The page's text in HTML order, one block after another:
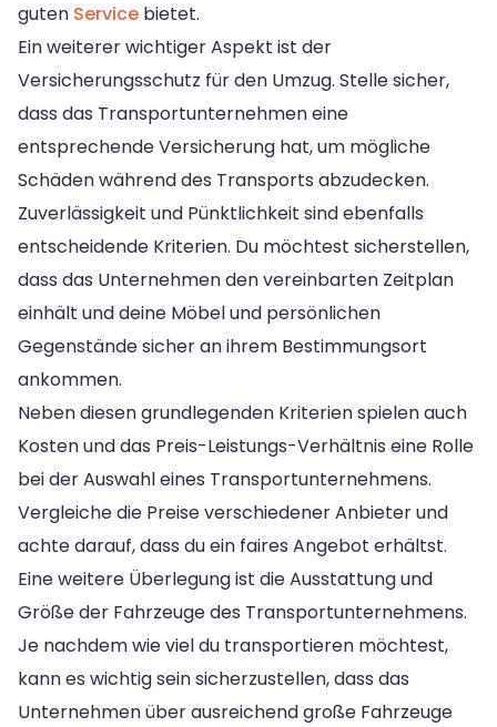
guten Service bietet.
Ein weiterer wichtiger Aspekt ist der
Versicherungsschutz für den Umzug. Stelle sicher,
dass das Transportunternehmen eine
entsprechende Versicherung hat, um mögliche
Schäden während des Transports abzudecken.
Zuverlässigkeit und Pünktlichkeit sind ebenfalls
entscheidende Kriterien. Du möchtest sicherstellen,
dass das Unternehmen den vereinbarten Zeitplan
einhält und deine Möbel und persönlichen
Gegenstände sicher an ihrem Bestimmungsort
ankommen.
Neben diesen grundlegenden Kriterien spielen auch
Kosten und das Preis-Leistungs-Verhältnis eine Rolle
bei der Auswahl eines Transportunternehmens.
Vergleiche die Preise verschiedener Anbieter und
achte darauf, dass du ein faires Angebot erhältst.
Eine weitere Überlegung ist die Ausstattung und
Größe der Fahrzeuge des Transportunternehmens.
Je nachdem wie viel du transportieren möchtest,
kann es wichtig sein sicherzustellen, dass das
Unternehmen über ausreichend große Fahrzeuge